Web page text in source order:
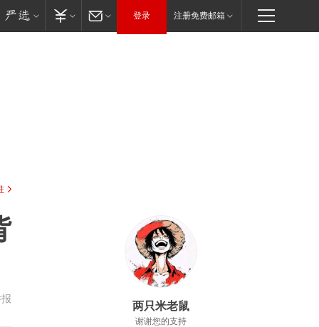
登录 注册免费邮箱
两只米老鼠
谢谢您的支持